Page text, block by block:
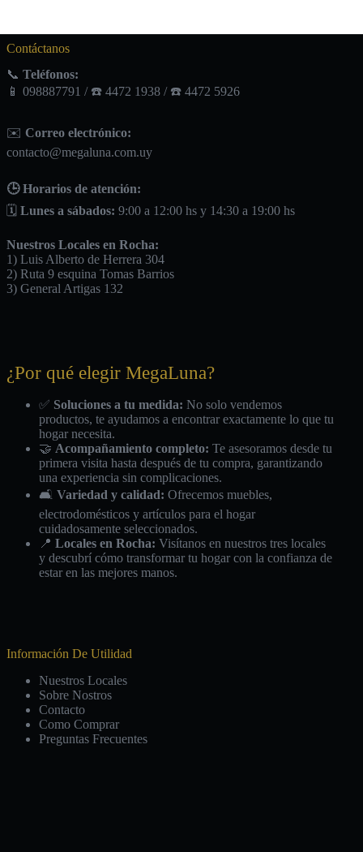
Colores
cantidad
Contáctanos
📞 Teléfonos:
📱 098887791 / ☎️ 4472 1938 / ☎️ 4472 5926
✉️ Correo electrónico:
contacto@megaluna.com.uy
🕒 Horarios de atención:
🗓️ Lunes a sábados: 9:00 a 12:00 hs y 14:30 a 19:00 hs
Nuestros Locales en Rocha:
1) Luis Alberto de Herrera 304
2) Ruta 9 esquina Tomas Barrios
3) General Artigas 132
¿Por qué elegir MegaLuna?
✅ Soluciones a tu medida: No solo vendemos
productos, te ayudamos a encontrar exactamente lo que tu
hogar necesita.
🤝 Acompañamiento completo: Te asesoramos desde tu
primera visita hasta después de tu compra, garantizando
una experiencia sin complicaciones.
🛋️ Variedad y calidad: Ofrecemos muebles,
electrodomésticos y artículos para el hogar
cuidadosamente seleccionados.
📍 Locales en Rocha: Visítanos en nuestros tres locales
y descubrí cómo transformar tu hogar con la confianza de
estar en las mejores manos.
Información De Utilidad
Nuestros Locales
Sobre Nostros
Contacto
Como Comprar
Preguntas Frecuentes